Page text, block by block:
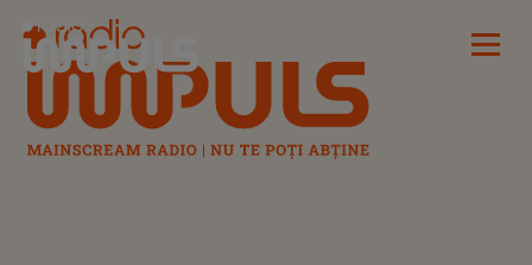
Radio Impuls